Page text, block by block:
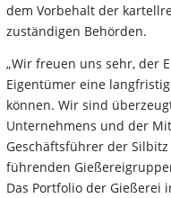
dem Vorbehalt der
zuständigen Behörden.
„Wir freuen uns sehr, der
Eigentümer eine
können. Wir sind
Unternehmens und der
Geschäftsführer der
führenden
Das Portfolio der Gießerei